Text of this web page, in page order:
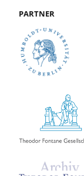
PARTNER